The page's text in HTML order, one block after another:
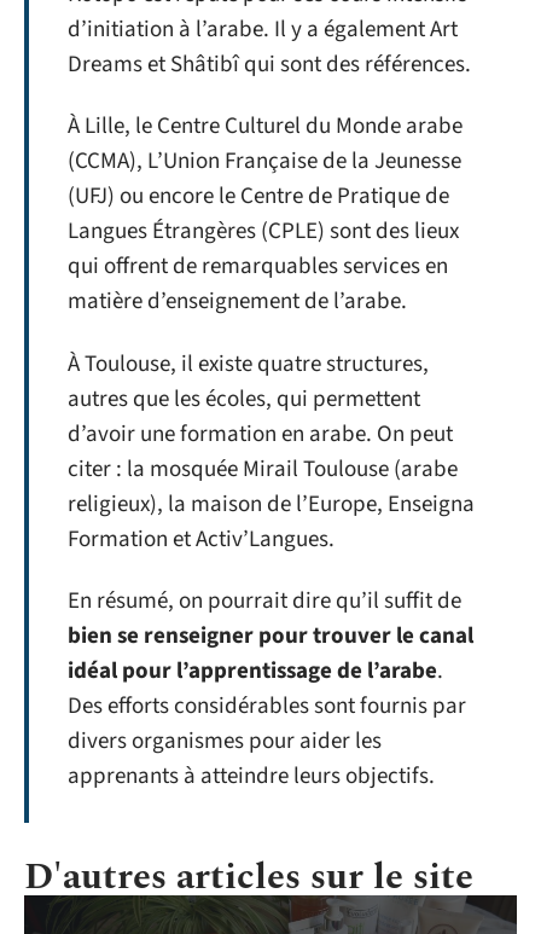
d’initiation à l’arabe. Il y a également Art
Dreams et Shâtibî qui sont des références.
À Lille, le Centre Culturel du Monde arabe
(CCMA), L’Union Française de la Jeunesse
(UFJ) ou encore le Centre de Pratique de
Langues Étrangères (CPLE) sont des lieux
qui offrent de remarquables services en
matière d’enseignement de l’arabe.
À Toulouse, il existe quatre structures,
autres que les écoles, qui permettent
d’avoir une formation en arabe. On peut
citer : la mosquée Mirail Toulouse (arabe
religieux), la maison de l’Europe, Enseigna
Formation et Activ’Langues.
En résumé, on pourrait dire qu’il suffit de
bien se renseigner pour trouver le canal
idéal pour l’apprentissage de l’arabe.
Des efforts considérables sont fournis par
divers organismes pour aider les
apprenants à atteindre leurs objectifs.
D'autres articles sur le site